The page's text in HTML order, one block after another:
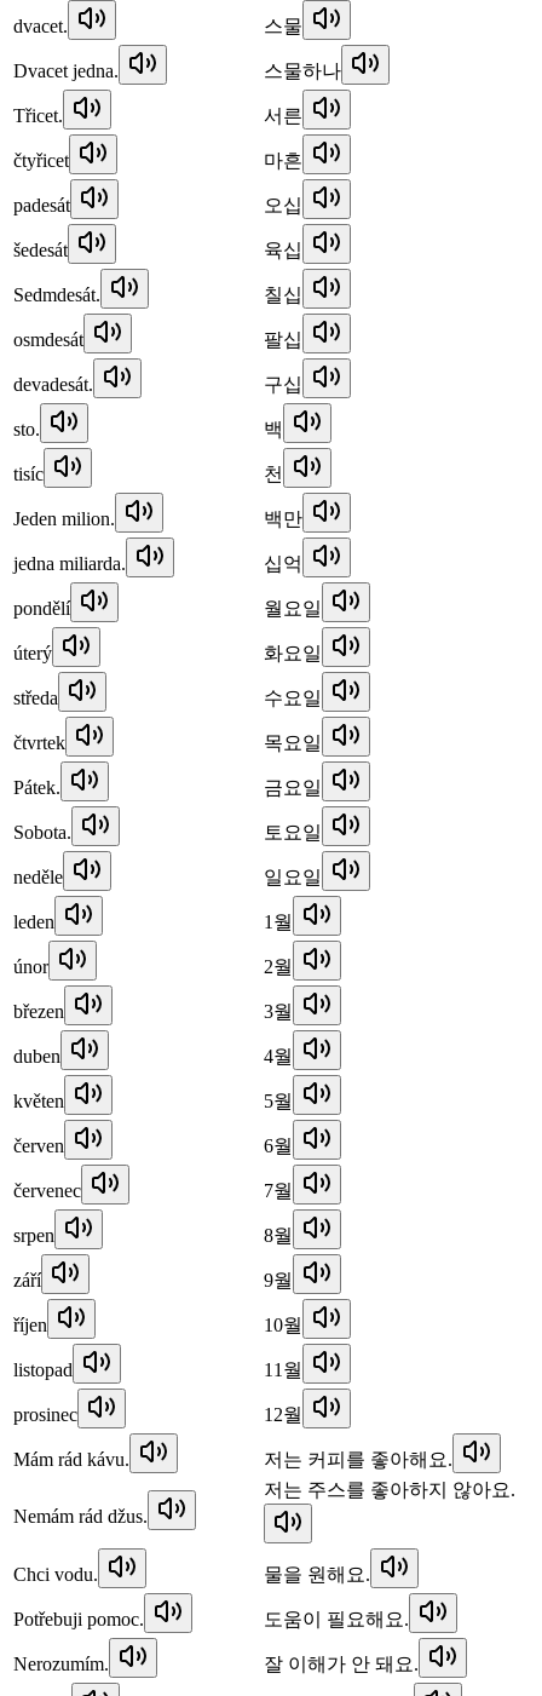
dvacet. 스물
Dvacet jedna. 스물하나
Třicet. 서른
čtyřicet 마흔
padesát 오십
šedesát 육십
Sedmdesát. 칠십
osmdesát 팔십
devadesát. 구십
sto. 백
tisíc 천
Jeden milion. 백만
jedna miliarda. 십억
pondělí 월요일
úterý 화요일
středa 수요일
čtvrtek 목요일
Pátek. 금요일
Sobota. 토요일
neděle 일요일
leden 1월
únor 2월
březen 3월
duben 4월
květen 5월
červen 6월
červenec 7월
srpen 8월
září 9월
říjen 10월
listopad 11월
prosinec 12월
Mám rád kávu. 저는 커피를 좋아해요.
Nemám rád džus.
저는 주스를 좋아하지 않아요.
Chci vodu. 물을 원해요.
Potřebuji pomoc. 도움이 필요해요.
Nerozumím. 잘 이해가 안 돼요.